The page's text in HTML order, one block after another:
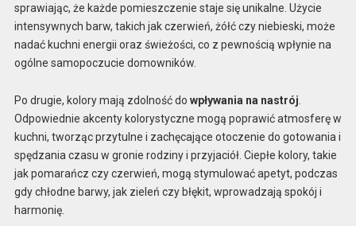
sprawiając, że każde pomieszczenie staje się unikalne. Użycie
intensywnych barw, takich jak czerwień, żółć czy niebieski, może
nadać kuchni energii oraz świeżości, co z pewnością wpłynie na
ogólne samopoczucie domowników.
Po drugie, kolory mają zdolność do wpływania na nastrój
Odpowiednie akcenty kolorystyczne mogą poprawić atmosferę w
kuchni, tworząc przytulne i zachęcające otoczenie do gotowania i
spędzania czasu w gronie rodziny i przyjaciół. Ciepłe kolory, takie
jak pomarańcz czy czerwień, mogą stymulować apetyt, podczas
gdy chłodne barwy, jak zieleń czy błękit, wprowadzają spokój i
harmonię.